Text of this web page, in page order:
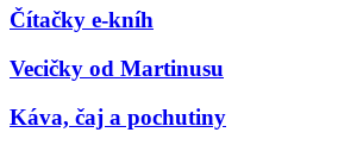
Čítačky e-kníh
Vecičky od Martinusu
Káva, čaj a pochutiny